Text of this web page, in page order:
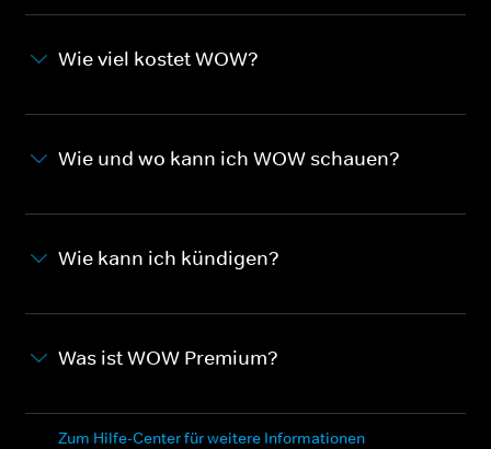
Wie viel kostet WOW?
Wie und wo kann ich WOW schauen?
Wie kann ich kündigen?
Was ist WOW Premium?
Zum Hilfe-Center für weitere Informationen